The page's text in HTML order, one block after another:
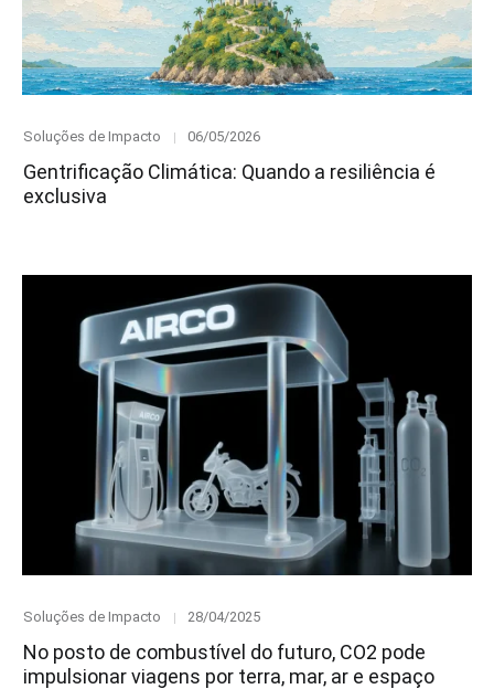
Category
Soluções de Impacto
Posted
06/05/2026
Gentrificação Climática: Quando a resiliência é
exclusiva
Category
Soluções de Impacto
Posted
28/04/2025
No posto de combustível do futuro, CO2 pode
impulsionar viagens por terra, mar, ar e espaço